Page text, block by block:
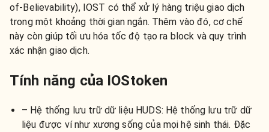
of-Believability), IOST có thể xử lý hàng triệu giao dịch
trong một khoảng thời gian ngắn. Thêm vào đó, cơ chế
này còn giúp tối ưu hóa tốc độ tạo ra block và quy trình
xác nhận giao dịch.
Tính năng của IOStoken
– Hệ thống lưu trữ dữ liệu HUDS: Hệ thống lưu trữ dữ
liệu được ví như xương sống của mọi hệ sinh thái. Đặc